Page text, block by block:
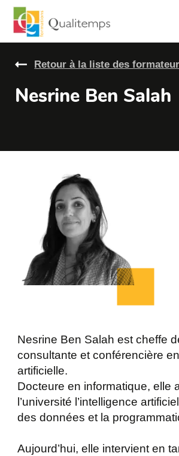
Retour à la liste des
Nesrine Ben Salah
Nesrine Ben Salah est cheffe
consultante et conférencière
artificielle.
Docteure en informatique, elle
l’université l’intelligence
des données et la
Aujourd’hui, elle intervient en